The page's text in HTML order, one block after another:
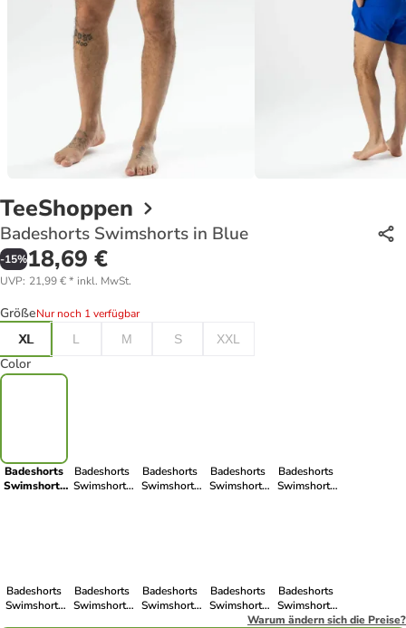
TeeShoppen
Badeshorts Swimshorts in Blue
-15%18,69 €
UVP: 21,99 €* inkl. MwSt.
GrößeNur noch 1 verfügbar
XL
L M S XXL
Color
Badeshorts
Swimshorts
Badeshorts
Swimshorts
Badeshorts
Swimshorts
Badeshorts
Swimshorts
Badeshorts
Swimshorts
Badeshorts
Swimshorts
Badeshorts
Swimshorts
Badeshorts
Swimshorts
Badeshorts
Swimshorts
in Light Blue-
Badeshorts
Swimshorts
in Black
Warum ändern sich die Preise?